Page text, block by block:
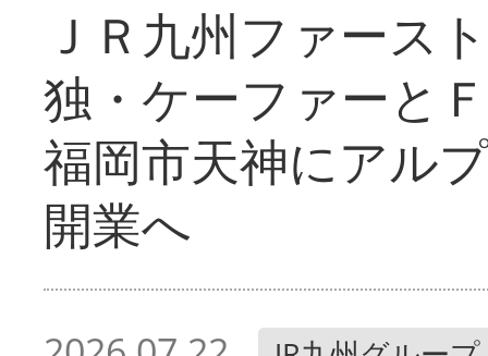
ＪＲ九州ファー
独・ケーファー
福岡市天神にアル
開業へ